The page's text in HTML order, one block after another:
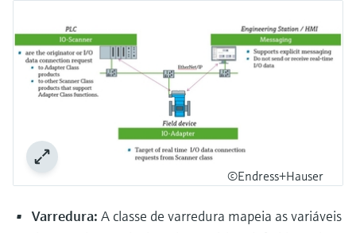
©Endress+Hauser
Varredura: A classe de varredura mapeia as variáveis